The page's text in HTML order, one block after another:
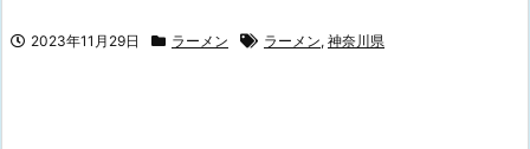
2023年11月29日 ラーメン ラーメン, 神奈川県